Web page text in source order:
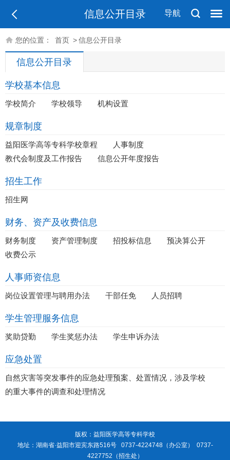
导航
信息公开目录
您的位置： 首页 >信息公开目录
信息公开目录
学校基本信息
学校简介 学校领导 机构设置
规章制度
益阳医学高等专科学校章程
人事制度
教代会制度及工作报告
信息公开年度报告
招生工作
招生网
财务、资产及收费信息
财务制度 资产管理制度 招投标信息
预决算公开
收费公示
人事师资信息
岗位设置管理与聘用办法 干部任免 人员招聘
学生管理服务信息
奖助贷勤 学生奖惩办法 学生申诉办法
应急处置
自然灾害等突发事件的应急处理预案、处置情况，涉及学校
的重大事件的调查和处理情况
版权：益阳医学高等专科学校
地址：湖南省·益阳市迎宾东路516号 0737-4224748（办公室） 0737-
4227752（招生处）